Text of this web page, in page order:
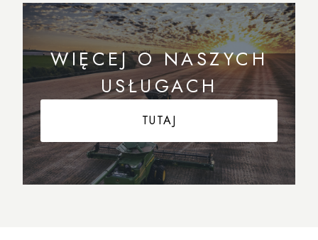
WIĘCEJ O NASZYCH
USŁUGACH
TUTAJ